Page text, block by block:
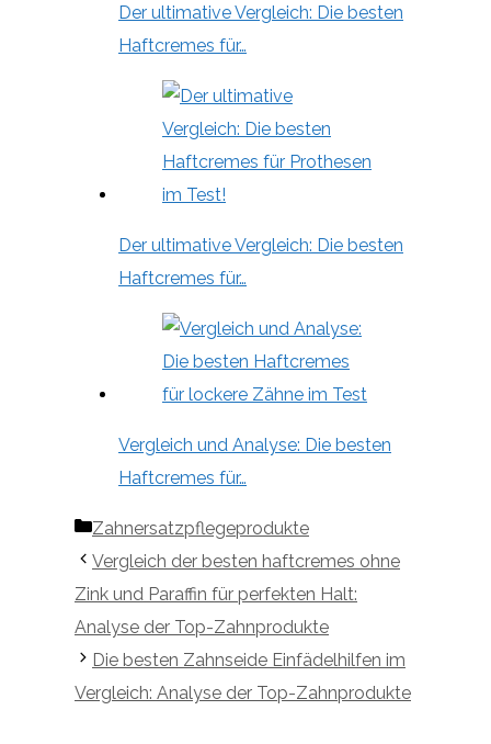
Der ultimative Vergleich: Die besten
Haftcremes für…
Der ultimative Vergleich: Die besten
Haftcremes für…
Vergleich und Analyse: Die besten
Haftcremes für…
Kategorien
Zahnersatzpflegeprodukte
Vergleich der besten haftcremes ohne
Zink und Paraffin für perfekten Halt:
Analyse der Top-Zahnprodukte
Die besten Zahnseide Einfädelhilfen im
Vergleich: Analyse der Top-Zahnprodukte